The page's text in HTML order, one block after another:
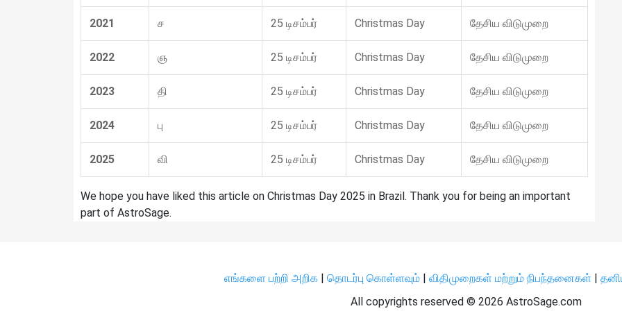
2021 ச 25 டிசம்பர் Christmas Day தேசிய விடுமுறை
2022 ஞ 25 டிசம்பர் Christmas Day தேசிய விடுமுறை
2023 தி 25 டிசம்பர் Christmas Day தேசிய விடுமுறை
2024 பு 25 டிசம்பர் Christmas Day தேசிய விடுமுறை
2025 வி 25 டிசம்பர் Christmas Day தேசிய விடுமுறை
We hope you have liked this article on Christmas Day 2025 in Brazil. Thank you for being an important
part of AstroSage.
எங்களை பற்றி அறிக |தொடர்பு கொள்ளவும் |விதிமுறைகள் மற்றும் நிபந்தனைகள் |
All copyrights reserved ©2026 AstroSage.com